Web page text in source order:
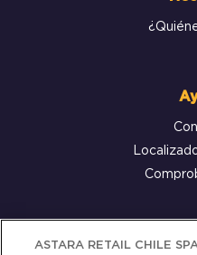
ASTARA RETAIL CHILE